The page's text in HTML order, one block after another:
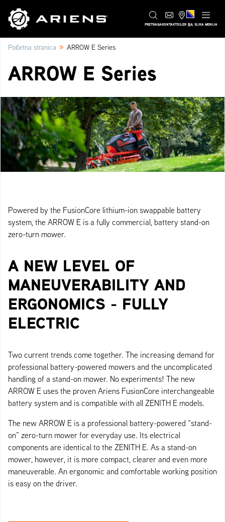
PRETRAGAKONTAKTDILER BA SLIKA MENIJA
Početna stranica » ARROW E Series
ARROW E Series
Powered by the FusionCore lithium-ion swappable battery
system, the ARROW E is a fully commercial, battery stand-on
zero-turn mower.
A NEW LEVEL OF
MANEUVERABILITY AND
ERGONOMICS - FULLY
ELECTRIC
Two current trends come together. The increasing demand for
professional battery-powered mowers and the uncomplicated
handling of a stand-on mower. No experiments! The new
ARROW E uses the proven Ariens FusionCore interchangeable
battery system and is compatible with all ZENITH E models.
The new ARROW E is a professional battery-powered “stand-
on” zero-turn mower for everyday use. Its electrical
components are identical to the ZENITH E. As a stand-on
mower, however, it is more compact, clearer and even more
maneuverable. An ergonomic and comfortable working position
is easy on the driver.